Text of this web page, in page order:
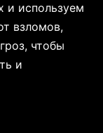
и используем
взломов,
чтобы
и